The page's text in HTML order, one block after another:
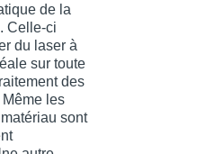
de la
Celle-ci
du laser à
sur toute
des
les
sont